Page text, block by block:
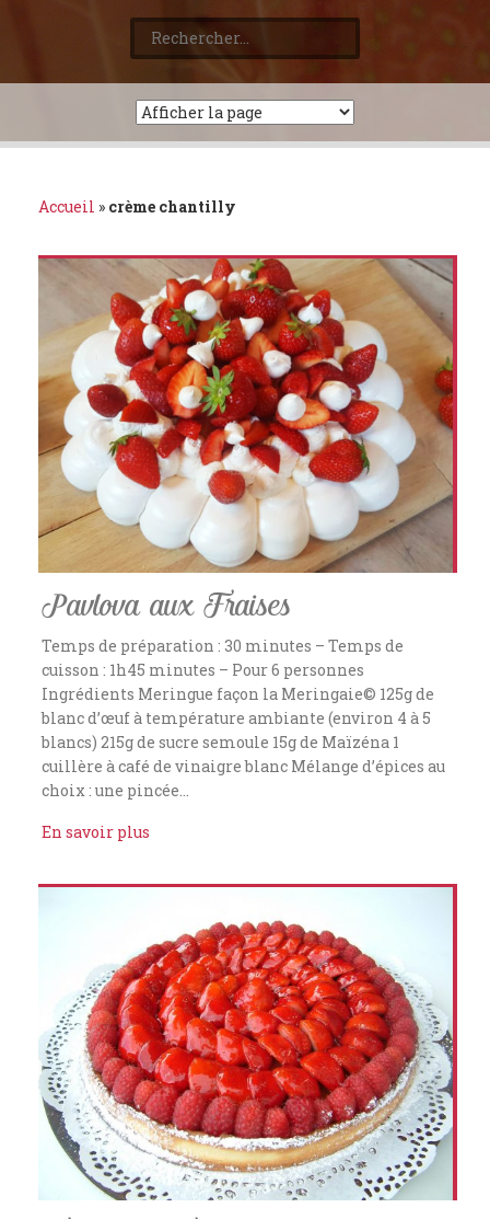
Rechercher :
Accueil » crème chantilly
Pavlova aux Fraises
Temps de préparation : 30 minutes – Temps de
cuisson : 1h45 minutes – Pour 6 personnes
Ingrédients Meringue façon la Meringaie© 125g de
blanc d’œuf à température ambiante (environ 4 à 5
blancs) 215g de sucre semoule 15g de Maïzéna 1
cuillère à café de vinaigre blanc Mélange d’épices au
choix : une pincée…
En savoir plus